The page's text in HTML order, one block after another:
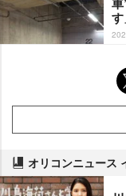
す
オリコンニュース